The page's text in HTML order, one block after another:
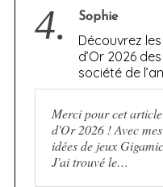
4. Sophie
Découvrez
d’Or 2026
société de
Merci pour cet
d'Or 2026 ! Avec
idées de jeux
J'ai trouvé le…